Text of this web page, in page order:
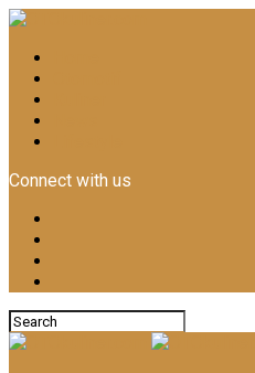
Connect with us